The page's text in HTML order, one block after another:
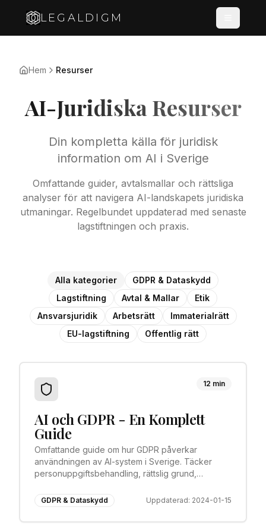
LEGALDIGM
Hem Resurser
AI-Juridiska Resurser
Din kompletta källa för juridisk
information om AI i Sverige
Omfattande guider, avtalsmallar och rättsliga
analyser för att navigera AI-landskapets juridiska
utmaningar. Regelbundet uppdaterad med senaste
lagstiftningen och praxis.
Alla kategorier
GDPR & Dataskydd
Lagstiftning
Avtal & Mallar
Etik
Ansvarsjuridik
Arbetsrätt
Immaterialrätt
EU-lagstiftning
Offentlig rätt
12 min
AI och GDPR - En Komplett
Guide
Omfattande guide om hur GDPR påverkar
användningen av AI-system i Sverige. Täcker
personuppgiftsbehandling, rättslig grund,
kategorier av personuppgifter.
GDPR & Dataskydd Uppdaterad: 2024-01-15